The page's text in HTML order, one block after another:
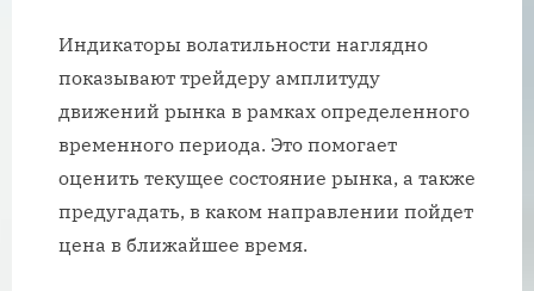
Индикаторы волатильности наглядно
показывают трейдеру амплитуду
движений рынка в рамках определенного
временного периода. Это помогает
оценить текущее состояние рынка, а также
предугадать, в каком направлении пойдет
цена в ближайшее время.